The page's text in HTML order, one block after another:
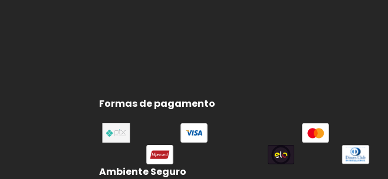
Formas de pagamento
Ambiente Seguro